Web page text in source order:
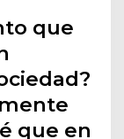
que
que en